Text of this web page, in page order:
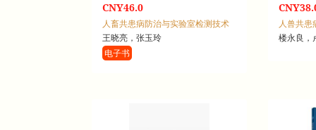
CNY46.0
人畜共患病防治与实验室检测技术
王晓亮，张玉玲
电子书
人兽共患
楼永良，